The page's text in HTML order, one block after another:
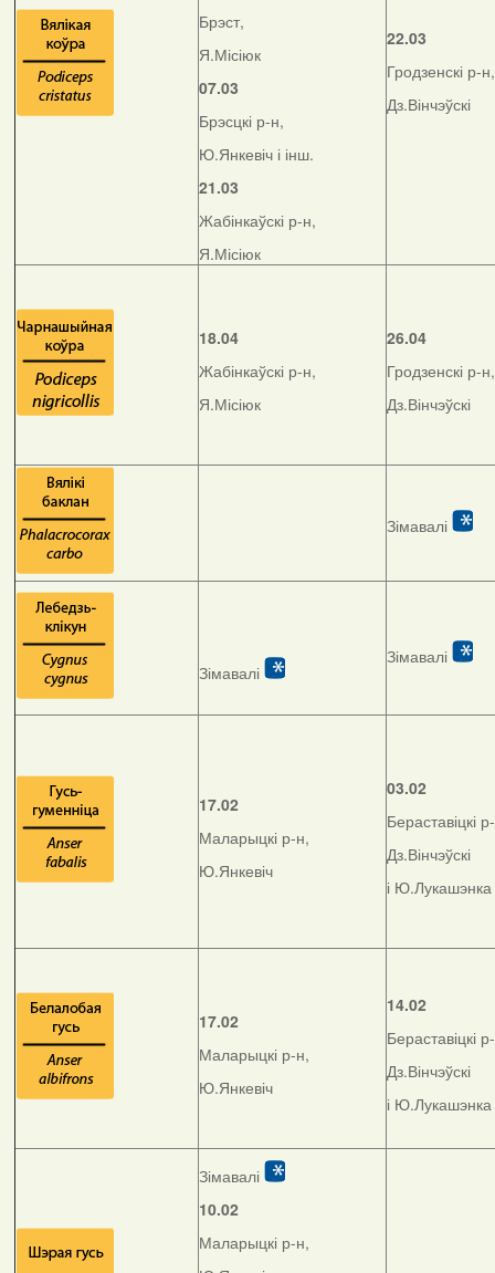
Брэст,
Я.Місіюк
07.03
Брэсцкі р-н,
Ю.Янкевіч і інш.
21.03
Жабінкаўскі р-н,
Я.Місіюк
22.03
Гродзенскі р-н,
Дз.Вінчэўскі
18.04
Жабінкаўскі р-н,
Я.Місіюк
26.04
Гродзенскі р-н,
Дз.Вінчэўскі
Зімавалі
Зімавалі
Зімавалі
17.02
Маларыцкі р-н,
Ю.Янкевіч
03.02
Бераставіцкі
Дз.Вінчэўскі
і Ю.Лукашэнка
17.02
Маларыцкі р-н,
Ю.Янкевіч
14.02
Бераставіцкі
Дз.Вінчэўскі
і Ю.Лукашэнка
Зімавалі
10.02
Маларыцкі р-н,